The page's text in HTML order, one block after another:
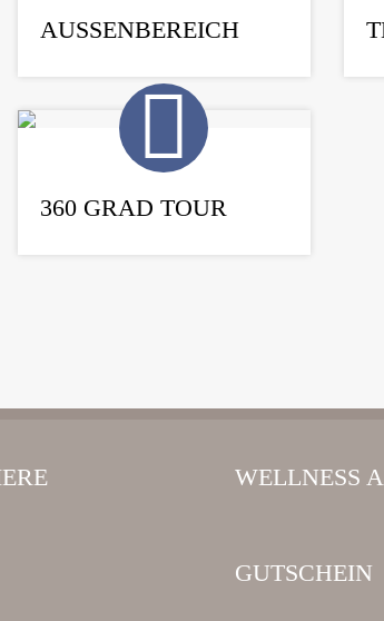
AUSSENBEREICH
360 GRAD TOUR
WELLNESS
GUTSCHEIN